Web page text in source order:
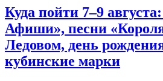
Куда пойти 7–9
Афиши», песни
Ледовом, день
кубинские марки